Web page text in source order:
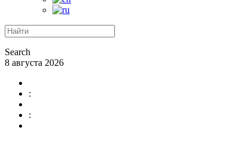
Search
8 августа 2026
:
: